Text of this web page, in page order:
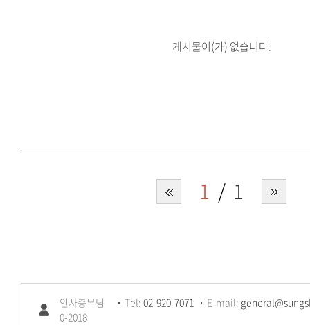
게시물이(가) 없습니다.
1 1
인사총무팀 Tel: 02-920-7071 E-mail:
0-2018